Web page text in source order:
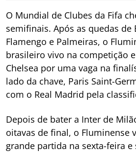
O Mundial de Clubes da Fifa
semifinais. Após as quedas de
Flamengo e Palmeiras, o
brasileiro vivo na competição
Chelsea por uma vaga na
lado da chave, Paris Saint-
com o Real Madrid pela
Depois de bater a Inter de
oitavas de final, o Fluminense
grande partida na sexta-feira e